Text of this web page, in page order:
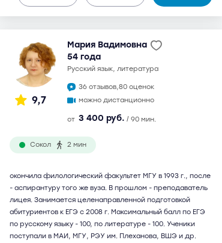
9,7
Мария Вадимовна
54 года
русский язык, литература
36 отзывов,80 оценок
можно дистанционно
от 3 400 руб. / 90 мин.
Сокол 2 мин
окончила филологический факультет МГУ в 1993 г., после
- аспирантуру того же вуза. В прошлом - преподаватель
лицея. Занимается целенаправленной подготовкой
абитуриентов к ЕГЭ с 2008 г. Максимальный балл по ЕГЭ
по русскому языку - 100, по литературе - 100. Ученики
поступали в МАИ, МГУ, РЭУ им. Плеханова, ВШЭ и др.